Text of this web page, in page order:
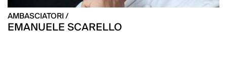
AMBASCIATORI /
EMANUELE SCARELLO